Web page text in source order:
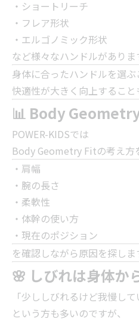
・ショートリーチ
・フレア形状
・エルゴノミック形状
など様々なハンドルがありま
身体に合ったハンドルを選ぶ
快適性が大きく向上すること
📊 Body
POWER-KIDSでは
Body Geometry Fitの考え方
・肩幅
・腕の長さ
・柔軟性
・体幹の使い方
・現在のポジション
を確認しながら原因を探しま
🌸 しびれは身体か
「少ししびれるけど我慢して
という方も多いのですが、